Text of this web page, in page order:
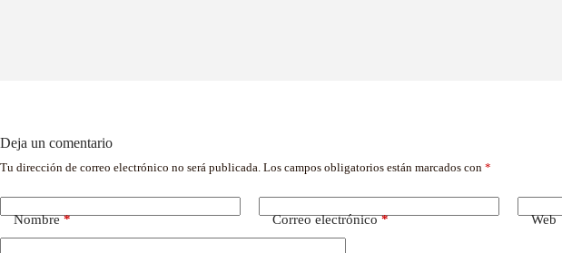
Deja un comentario
Tu dirección de correo electrónico no será publicada. Los campos obligatorios están marcados con *
Nombre* Correo electrónico* Web